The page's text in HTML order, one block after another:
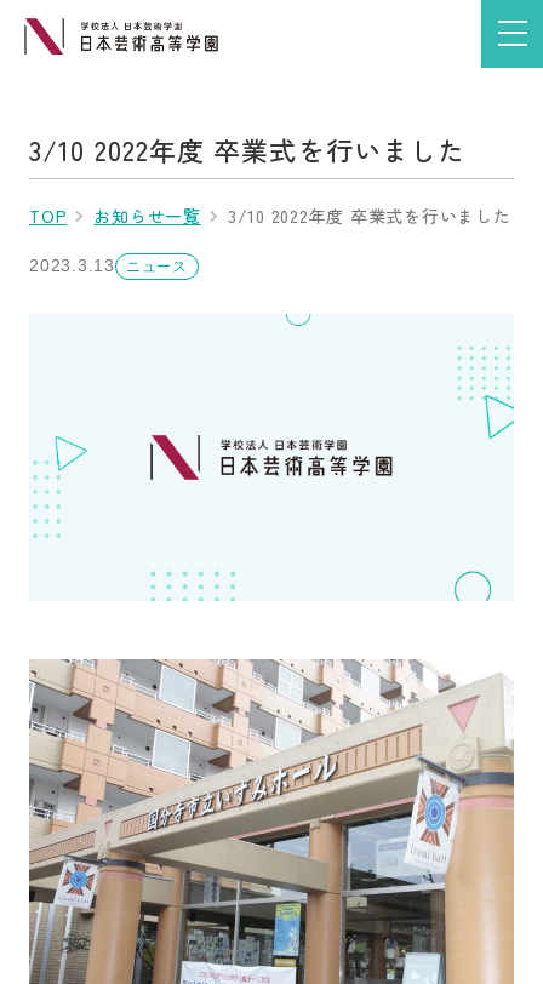
3/10 2022年度 卒業式を行いました
TOP お知らせ一覧 3/10 2022年度 卒業式を行いました
2023.3.13 ニュース